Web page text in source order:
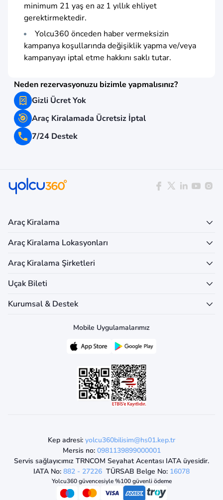
minimum 21 yaş en az 1 yıllık ehliyet
gerektirmektedir.
Yolcu360 önceden haber vermeksizin
kampanya koşullarında değişiklik yapma ve/veya
kampanyayı iptal etme hakkını saklı tutar.
Neden rezervasyonuzu bizimle yapmalısınız?
Gizli Ücret Yok
Araç Kiralamada Ücretsiz İptal
7/24 Destek
Araç Kiralama
Araç Kiralama Lokasyonları
Araç Kiralama Şirketleri
Uçak Bileti
Kurumsal & Destek
Mobile Uygulamalarımız
Kep adresi: yolcu360bilisim@hs01.kep.tr
Mersis no: 0981139899000001
Servis sağlayıcımız TRNCOM Seyahat Acentası IATA üyesidir.
IATA No: 882 - 27226 TÜRSAB Belge No: 16078
Yolcu360 güvencesiyle %100 güvenli ödeme